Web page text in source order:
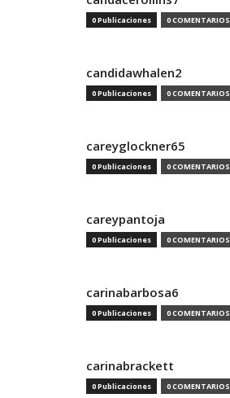
0 Publicaciones 0 COMENTARIOS
candidawhalen2
0 Publicaciones 0 COMENTARIOS
careyglockner65
0 Publicaciones 0 COMENTARIOS
careypantoja
0 Publicaciones 0 COMENTARIOS
carinabarbosa6
0 Publicaciones 0 COMENTARIOS
carinabrackett
0 Publicaciones 0 COMENTARIOS